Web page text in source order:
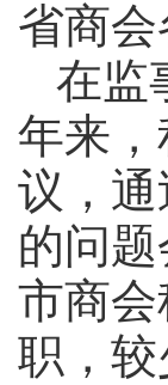
省商会
在监
年来
议，
的问
市商
职，